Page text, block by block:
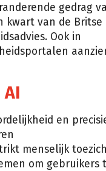
gedrag
kwart van de Britse
Ook in
en
menselijk
om gebruikers